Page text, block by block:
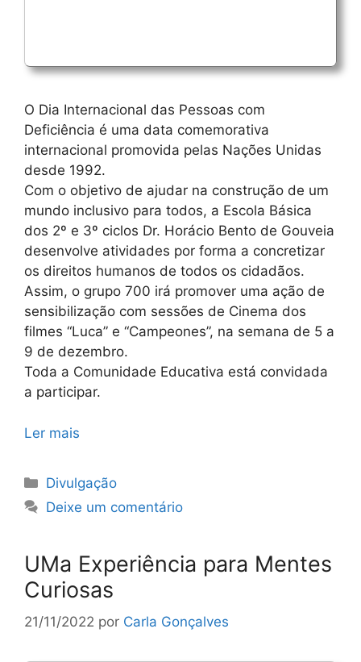
O Dia Internacional das Pessoas com
Deficiência é uma data comemorativa
internacional promovida pelas Nações Unidas
desde 1992.
Com o objetivo de ajudar na construção de um
mundo inclusivo para todos, a Escola Básica
dos 2º e 3º ciclos Dr. Horácio Bento de Gouveia
desenvolve atividades por forma a concretizar
os direitos humanos de todos os cidadãos.
Assim, o grupo 700 irá promover uma ação de
sensibilização com sessões de Cinema dos
filmes “Luca” e “Campeones”, na semana de 5 a
9 de dezembro.
Toda a Comunidade Educativa está convidada
a participar.
Ler mais
Categorias
Divulgação
Deixe um comentário
UMa Experiência para Mentes
Curiosas
21/11/2022 por Carla Gonçalves